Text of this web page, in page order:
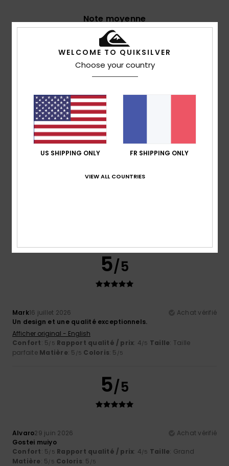
Note moyenne
5.0/5
3 avis vérifiésdepuis juin 2026
Confort
5.0
Taille
Matière
5/5
Mark16 juillet 2026
Achat vérifié
Un design et une qualité exceptionnels.
Afficher original - English
Confort: 5/5 Rapport qualité / prix: 4/5 Taille: Taille
parfaite Matière: 5 /5 Coloris: 5 /5
5/5
Alvaro29 juin 2026
Achat vérifié
Gostei muiyo
Confort: 5/5 Rapport qualité / prix: 4/5 Taille: Grand
Matière: 5/5 Coloris: 5 /5
WELCOME TO QUIKSILVER
Choose your country
US SHIPPING ONLY FR SHIPPING ONLY
VIEW ALL COUNTRIES